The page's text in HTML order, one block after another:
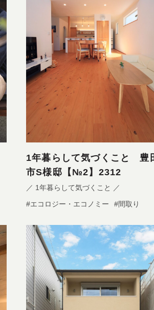
1年暮らして気づくこと 豊
市S様邸【№2】2312
／ 1年暮らして気づくこと ／
#エコロジー・エコノミー
#間取り